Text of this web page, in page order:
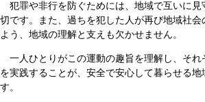
犯罪や非行を防ぐためには、地域で互いに見
切です。また、過ちを犯した人が再び地域社
よう、地域の理解と支えも欠かせません。
一人ひとりがこの運動の趣旨を理解し、それ
を実践することが、安全で安心して暮らせる地
す。